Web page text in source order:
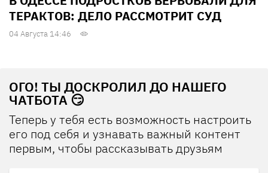
ТЕРАКТОВ: ДЕЛО РАССМОТРИТ СУД
04 Августа 14:46
ОГО! ТЫ ДОСКРОЛИЛ ДО НАШЕГО
ЧАТБОТА 😏
Теперь у тебя есть возможность настроить
его под себя и узнавать важный контент
первым, чтобы рассказывать друзьям